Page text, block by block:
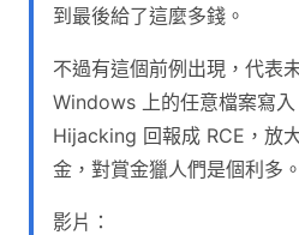
到最後給了這麼多錢。
不過有這個前例出現，代表
Windows 上的任意檔案寫
Hijacking 回報成 RCE，放
金，對賞金獵人們是個利多。
影片：